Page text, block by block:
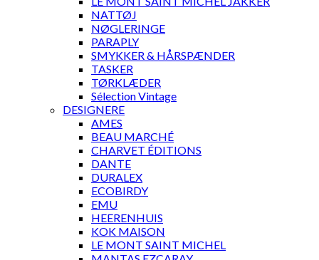
NATTØJ
NØGLERINGE
PARAPLY
SMYKKER & HÅRSPÆNDER
TASKER
TØRKLÆDER
Sélection Vintage
DESIGNERE
AMES
BEAU MARCHÉ
CHARVET ÉDITIONS
DANTE
DURALEX
ECOBIRDY
EMU
HEERENHUIS
KOK MAISON
LE MONT SAINT MICHEL